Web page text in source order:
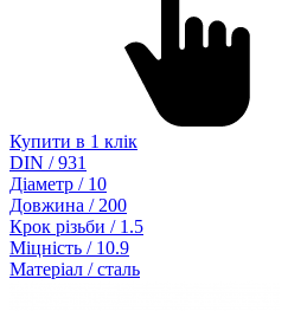
Купити в 1 клік
DIN / 931
Діаметр / 10
Довжина / 200
Крок різьби / 1.5
Міцність / 10.9
Матеріал / сталь